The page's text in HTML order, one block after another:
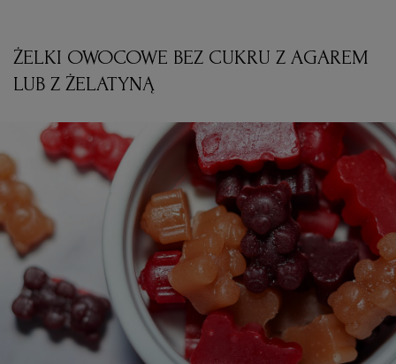
ŻELKI OWOCOWE BEZ CUKRU Z AGAREM
LUB Z ŻELATYNĄ